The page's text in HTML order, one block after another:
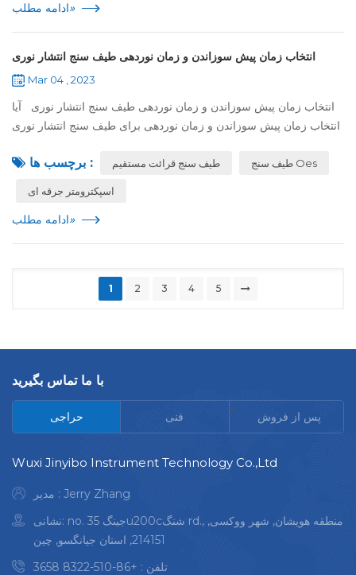
ادامه مطلب»
انتخاب زمان پیش سوزاندن و زمان نوردهی طیف سنج انتشار نوری
Mar 04 , 2023
انتخاب زمان پیش سوزاندن و زمان نوردهی طیف سنج انتشار نوری آیا
انتخاب زمان پیش سوزاندن و زمان نوردهی برای طیف سنج انتشار نوری
معرض،...
برچسب ها : طیف سنج قرائت مستقیم طیف سنج Oes
اسپکترومتر جرقه ای
ادامه مطلب»
1 2 3 4 5
با ما تماس بگیرید
حراجی فنی < پس از فروش
Wuxi Jinyibo Instrument Technology Co.,Ltd
مدیر : Jerry Zhang
نشانی: no. 35 جینگu200cشنگ rd., منطقه هویشان, شهر ووکسی,
214151, استان جیانگسو, چین
تلفن : +86-510-8322 3658